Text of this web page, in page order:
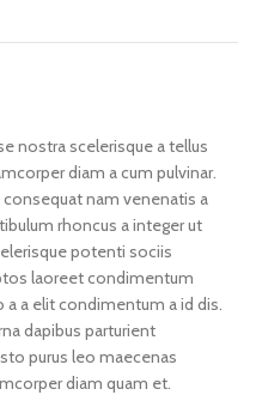
nostra scelerisque a tellus
diam a cum pulvinar.
nam venenatis a
rhoncus a integer ut
potenti sociis
laoreet condimentum
a a elit condimentum a id dis.
dapibus parturient
purus leo maecenas
diam quam et.